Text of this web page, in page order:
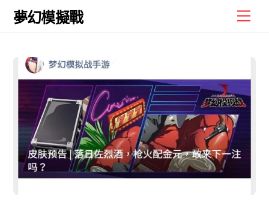
Skip
夢幻模擬戰